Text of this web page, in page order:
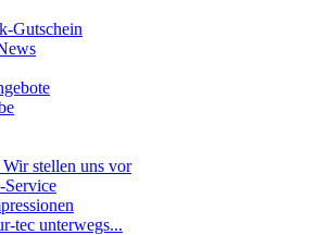
Gutschein
stellen uns vor
Service
tec unterwegs...